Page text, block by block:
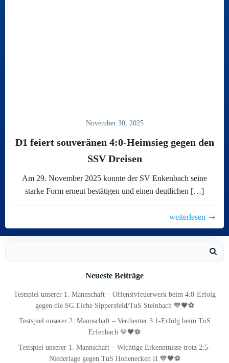
November 30, 2025
D1 feiert souveränen 4:0-Heimsieg gegen den
SSV Dreisen
Am 29. November 2025 konnte der SV Enkenbach seine
starke Form erneut bestätigen und einen deutlichen […]
weiterlesen
Neueste Beiträge
Testspiel unserer 1. Mannschaft – Offensivfeuerwerk beim 4:8-Erfolg
gegen die SG Eiche Sippersfeld/TuS Steinbach 💙🖤⚽
Testspiel unserer 2. Mannschaft – Verdienter 3:1-Erfolg beim TuS
Erfenbach 💙🖤⚽
Testspiel unserer 1. Mannschaft – Wichtige Erkenntnisse trotz 2:5-
Niederlage gegen TuS Hohenecken II 💙🖤⚽